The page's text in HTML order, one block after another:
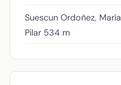
Suescun Ordoñez, María
Pilar 534 m